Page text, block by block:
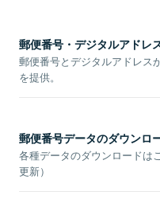
郵便番号・デジタルアドレ
郵便番号とデジタルアドレス
を提供。
郵便番号データのダウンロ
各種データのダウンロードは
更新）